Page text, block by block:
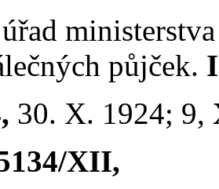
půjček.
30. X. 1924; 9,
XII,